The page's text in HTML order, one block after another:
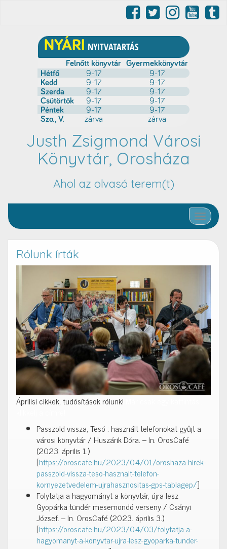
Justh Zsigmond Városi
Könyvtár, Orosháza
Ahol az olvasó terem(t)
Toggle
Rólunk írták
Áprilisi cikkek, tudósítások rólunk!
Passzold vissza, Tesó : használt telefonokat gyűjt a
városi könyvtár / Huszárik Dóra. – In. OrosCafé
(2023. április 1.)
[https://oroscafe.hu/2023/04/01/oroshaza-hirek-
passzold-vissza-teso-hasznalt-telefon-
kornyezetvedelem-ujrahasznositas-gps-tablagep/]
Folytatja a hagyományt a könyvtár, újra lesz
Gyopárka tündér mesemondó verseny / Csányi
József. – In. OrosCafé (2023. április 3.)
[https://oroscafe.hu/2023/04/03/folytatja-a-
hagyomanyt-a-konyvtar-ujra-lesz-gyoparka-tunder-